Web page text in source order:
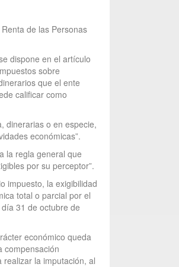
de las Personas
dispone en el artículo
sobre
que el ente
calificar como
dinerarias o en especie,
económicas”.
la regla general que
por su perceptor”.
impuesto, la exigibilidad
total o parcial por el
31 de octubre de
económico queda
compensación
la imputación, al